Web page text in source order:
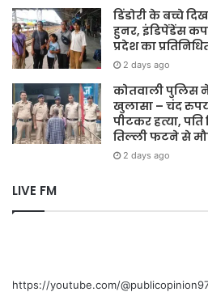
डिंडोरी के बच्चे
हुनर, इंडिपेंडेंस
प्रदेश का
2 days ago
कोतवाली पुलिस
खुलासा – चंद
पीटकर हत्या,
तिल्ली फटने से
2 days ago
LIVE FM
https://youtube.com/